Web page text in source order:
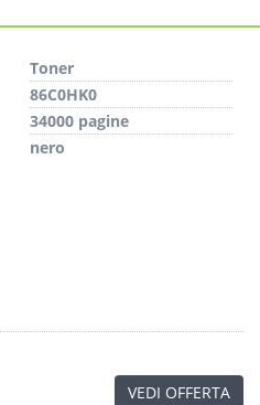
Toner
86C0HK0
34000 pagine
nero
VEDI OFFERTA